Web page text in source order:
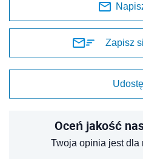
Zapisz
Oceń jakość
Twoja opinia jest dla